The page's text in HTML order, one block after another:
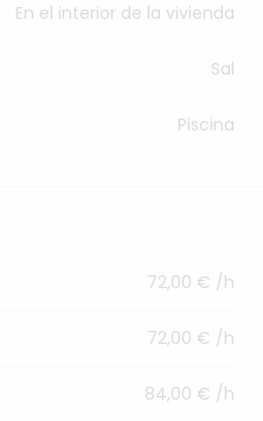
En el interior de la vivienda
Sal
Piscina
72,00 € /h
72,00 € /h
84,00 € /h